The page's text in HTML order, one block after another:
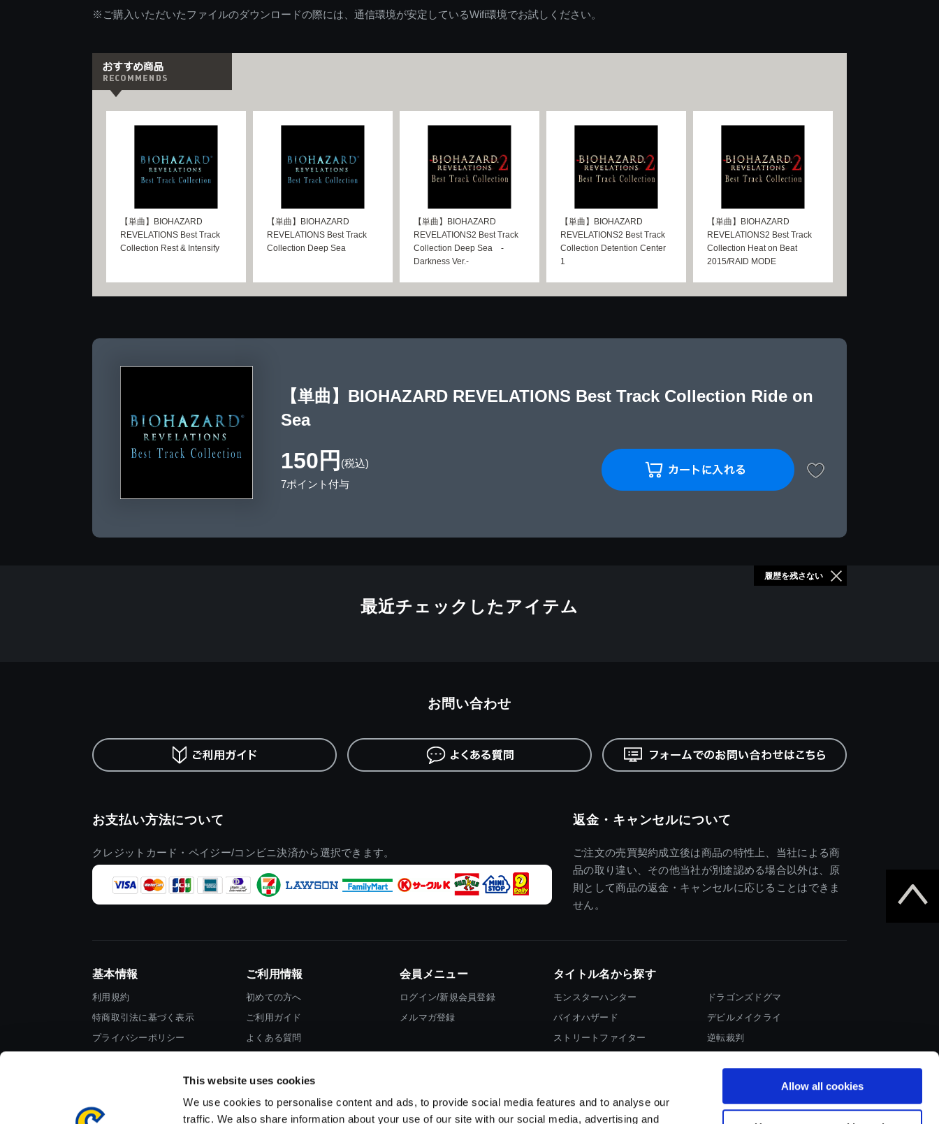
This website uses cookies
We use cookies to personalise content and ads, to provide social media features and to analyse our
traffic. We also share information about your use of our site with our social media, advertising and
Allow all cookies
※ご購入いただいたファイルのダウンロードの際には、通信環境が安定しているWifi環境でお試しください。
【単曲】BIOHAZARD
REVELATIONS Best Track
Collection Rest & Intensify
【単曲】BIOHAZARD
REVELATIONS Best Track
Collection Deep Sea
【単曲】BIOHAZARD
REVELATIONS2 Best Track
Collection Deep Sea -
Darkness Ver.-
【単曲】BIOHAZARD
REVELATIONS2 Best Track
Collection Detention Center
1
【単曲】BIOHAZARD
REVELATIONS2 Best Track
Collection Heat on Beat
2015/RAID MODE
【単曲】BIOHAZARD REVELATIONS Best Track Collection Ride on
Sea
150円 (税込)
7ポイント付与
最近チェックしたアイテム
履歴を残さない
お支払い方法について
クレジットカード・ペイジー/コンビニ決済から選択できます。
返金・キャンセルについて
ご注文の売買契約成立後は商品の特性上、当社による商
品の取り違い、その他当社が別途認める場合以外は、原
則として商品の返金・キャンセルに応じることはできま
せん。
お問い合わせ
基本情報
利用規約
特商取引法に基づく表示
プライバシーポリシー
ご利用情報
初めての方へ
ご利用ガイド
よくある質問
会員メニュー
ログイン/新規会員登録
メルマガ登録
タイトル名から探す
モンスターハンター
バイオハザード
ストリートファイター
ドラゴンズドグマ
デビルメイクライ
逆転裁判